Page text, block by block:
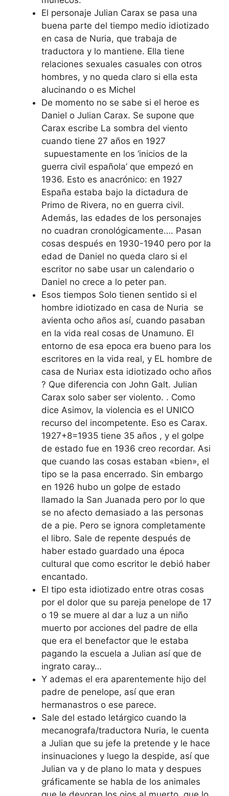
El personaje Julian Carax se pasa una
buena parte del tiempo medio idiotizado
en casa de Nuria, que trabaja de
traductora y lo mantiene. Ella tiene
relaciones sexuales casuales con otros
hombres, y no queda claro si ella esta
alucinando o es Michel
De momento no se sabe si el heroe es
Daniel o Julian Carax. Se supone que
Carax escribe La sombra del viento
cuando tiene 27 años en 1927
supuestamente en los ‘inicios de la
guerra civil española’ que empezó en
1936. Esto es anacrónico: en 1927
España estaba bajo la dictadura de
Primo de Rivera, no en guerra civil.
Además, las edades de los personajes
no cuadran cronológicamente…. Pasan
cosas después en 1930-1940 pero por la
edad de Daniel no queda claro si el
escritor no sabe usar un calendario o
Daniel no crece a lo peter pan.
Esos tiempos Solo tienen sentido si el
hombre idiotizado en casa de Nuria se
avienta ocho años así, cuando pasaban
en la vida real cosas de Unamuno. El
entorno de esa epoca era bueno para los
escritores en la vida real, y EL hombre de
casa de Nuriax esta idiotizado ocho años
? Que diferencia con John Galt. Julian
Carax solo saber ser violento. . Como
dice Asimov, la violencia es el UNICO
recurso del incompetente. Eso es Carax.
1927+8=1935 tiene 35 años , y el golpe
de estado fue en 1936 creo recordar. Asi
que cuando las cosas estaban «bien», el
tipo se la pasa encerrado. Sin embargo
en 1926 hubo un golpe de estado
llamado la San Juanada pero por lo que
se no afecto demasiado a las personas
de a pie. Pero se ignora completamente
el libro. Sale de repente después de
haber estado guardado una época
cultural que como escritor le debió haber
encantado.
El tipo esta idiotizado entre otras cosas
por el dolor que su pareja penelope de 17
o 19 se muere al dar a luz a un niño
muerto por acciones del padre de ella
que era el benefactor que le estaba
pagando la escuela a Julian así que de
ingrato caray…
Y ademas el era aparentemente hijo del
padre de penelope, así que eran
hermanastros o ese parece.
Sale del estado letárgico cuando la
mecanografa/traductora Nuria, le cuenta
a Julian que su jefe la pretende y le hace
insinuaciones y luego la despide, así que
Julian va y de plano lo mata y despues
gráficamente se habla de los animales